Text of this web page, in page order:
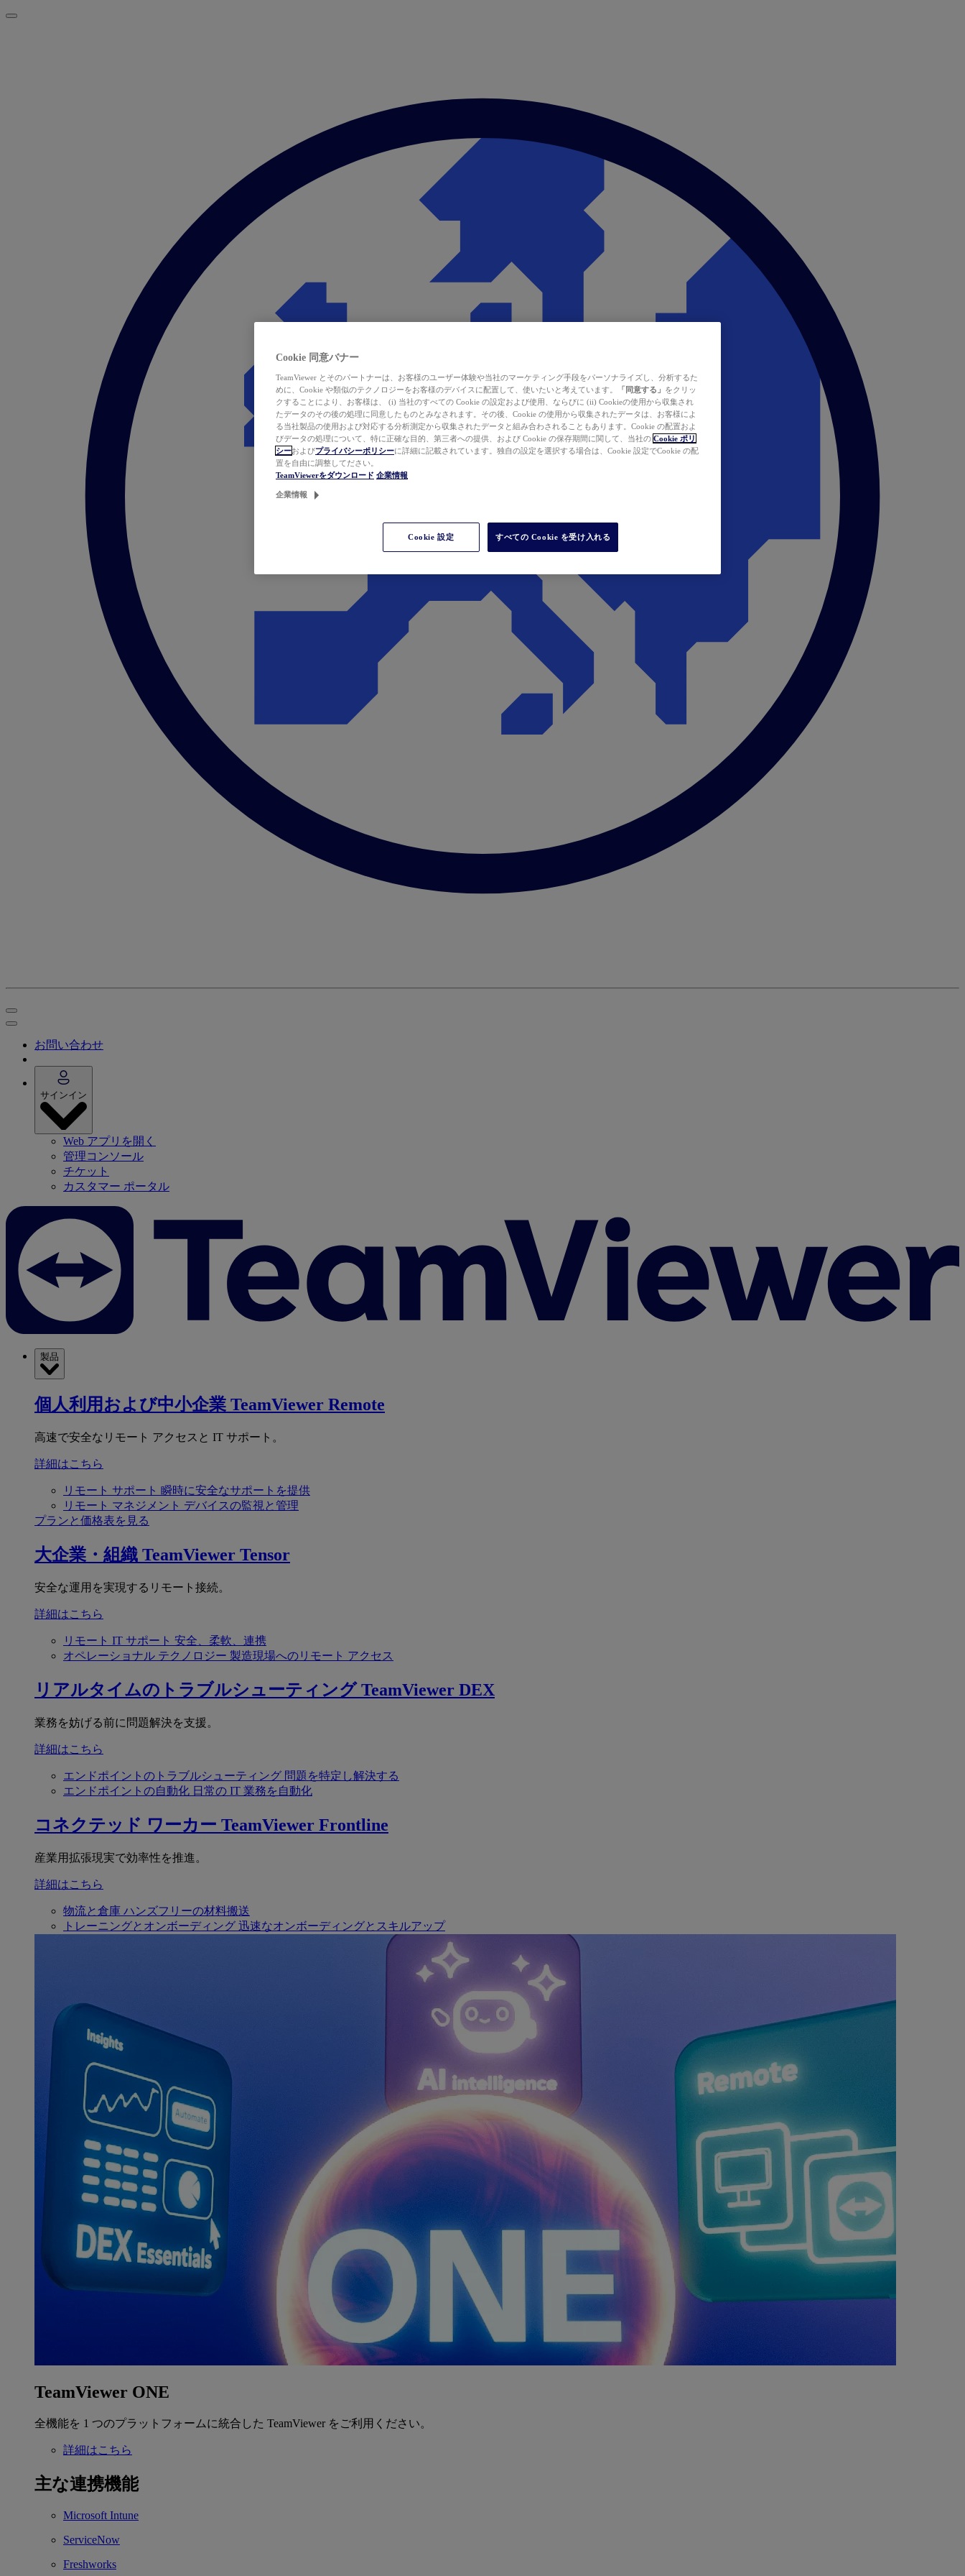
お問い合わせ
サインイン
Web アプリを開く
管理コンソール
チケット
カスタマー ポータル
製品
個人利用および中小企業 TeamViewer Remote
高速で安全なリモート アクセスと IT サポート。
詳細はこちら
リモート サポート 瞬時に安全なサポートを提供
リモート マネジメント デバイスの監視と管理
プランと価格表を見る
大企業・組織 TeamViewer Tensor
安全な運用を実現するリモート接続。
詳細はこちら
リモート IT サポート 安全、柔軟、連携
オペレーショナル テクノロジー 製造現場へのリモート アクセス
リアルタイムのトラブルシューティング TeamViewer DEX
業務を妨げる前に問題解決を支援。
詳細はこちら
エンドポイントのトラブルシューティング 問題を特定し解決する
エンドポイントの自動化 日常の IT 業務を自動化
コネクテッド ワーカー TeamViewer Frontline
産業用拡張現実で効率性を推進。
詳細はこちら
物流と倉庫 ハンズフリーの材料搬送
トレーニングとオンボーディング 迅速なオンボーディングとスキルアップ
TeamViewer ONE
全機能を 1 つのプラットフォームに統合した TeamViewer をご利用ください。
詳細はこちら
主な連携機能
Microsoft Intune
ServiceNow
Freshworks
Cookie 同意バナー
TeamViewer とそのパートナーは、お客様のユーザー体験や当社のマーケティング手段をパーソナライズし、分析するた
めに、Cookie や類似のテクノロジーをお客様のデバイスに配置して、使いたいと考えています。
「同意する」 をクリッ
クすることにより、お客様は、 (i) 当社のすべての Cookie の設定および使用、ならびに (ii) Cookieの使用から収集され
たデータのその後の処理に同意したものとみなされます。その後、Cookie の使用から収集されたデータは、お客様によ
る当社製品の使用および対応する分析測定から収集されたデータと組み合わされることもあります。Cookie の配置およ
びデータの処理について、特に正確な目的、第三者への提供、および Cookie の保存期間に関して、当社の Cookie ポリ
シーおよびプライバシーポリシーに詳細に記載されています。独自の設定を選択する場合は、Cookie 設定でCookie の配
置を自由に調整してださい。
TeamViewerをダウンロード 企業情報
企業情報
Cookie 設定 すべての Cookie を受け入れる